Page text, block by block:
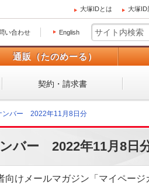
大塚IDとは 大塚ID
い合わせ English
通販（たのめーる）
契約・請求書
ンバー 2022年11月8日分
バー 2022年11月8日
けメールマガジン「マイページ